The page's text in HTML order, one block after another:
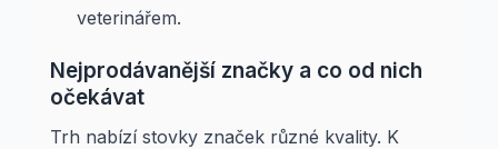
veterinářem.
Nejprodávanější značky a co od nich
očekávat
Trh nabízí stovky značek různé kvality. K